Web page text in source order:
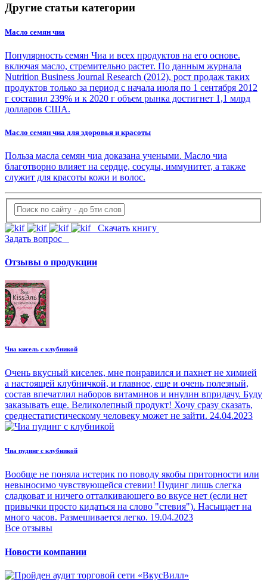
Другие статьи категории
Масло семян чиа
Популярность семян Чиа и всех продуктов на его основе.
включая масло, стремительно растет. По данным журнала
Nutrition Business Journal Research (2012), рост продаж таких
продуктов только за период с начала июля по 1 сентября 2012
г составил 239% и к 2020 г объем рынка достигнет 1,1 млрд
долларов США.
Масло семян чиа для здоровья и красоты
Польза масла семян чиа доказана учеными. Масло чиа
благотворно влияет на сердце, сосуды, иммунитет, а также
служит для красоты кожи и волос.
Скачать книгу
Задать вопрос
Отзывы о продукции
Чиа кисель с клубникой
Очень вкусный киселек, мне понравился и пахнет не химией
а настоящей клубничкой, и главное, еще и очень полезный,
состав впечатлил наборов витаминов и инулин впридачу. Буду
заказывать еще. Великолепный продукт! Хочу сразу сказать,
среднестатистическому человеку может не зайти. 24.04.2023
Чиа пудинг с клубникой
Вообще не поняла истерик по поводу якобы приторности или
невыносимо чувствующейся стевии! Пудинг лишь слегка
сладковат и ничего отталкивающего во вкусе нет (если нет
привычки просто кидаться на слово "стевия"). Насыщает на
много часов. Размешивается легко. 19.04.2023
Все отзывы
Новости компании